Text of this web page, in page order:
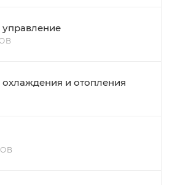
управление
и отопления